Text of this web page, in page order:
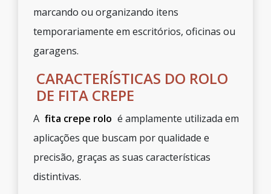
marcando ou organizando itens
temporariamente em escritórios, oficinas ou
garagens.
CARACTERÍSTICAS DO ROLO
DE FITA CREPE
A fita crepe rolo é amplamente utilizada em
aplicações que buscam por qualidade e
precisão, graças as suas características
distintivas.